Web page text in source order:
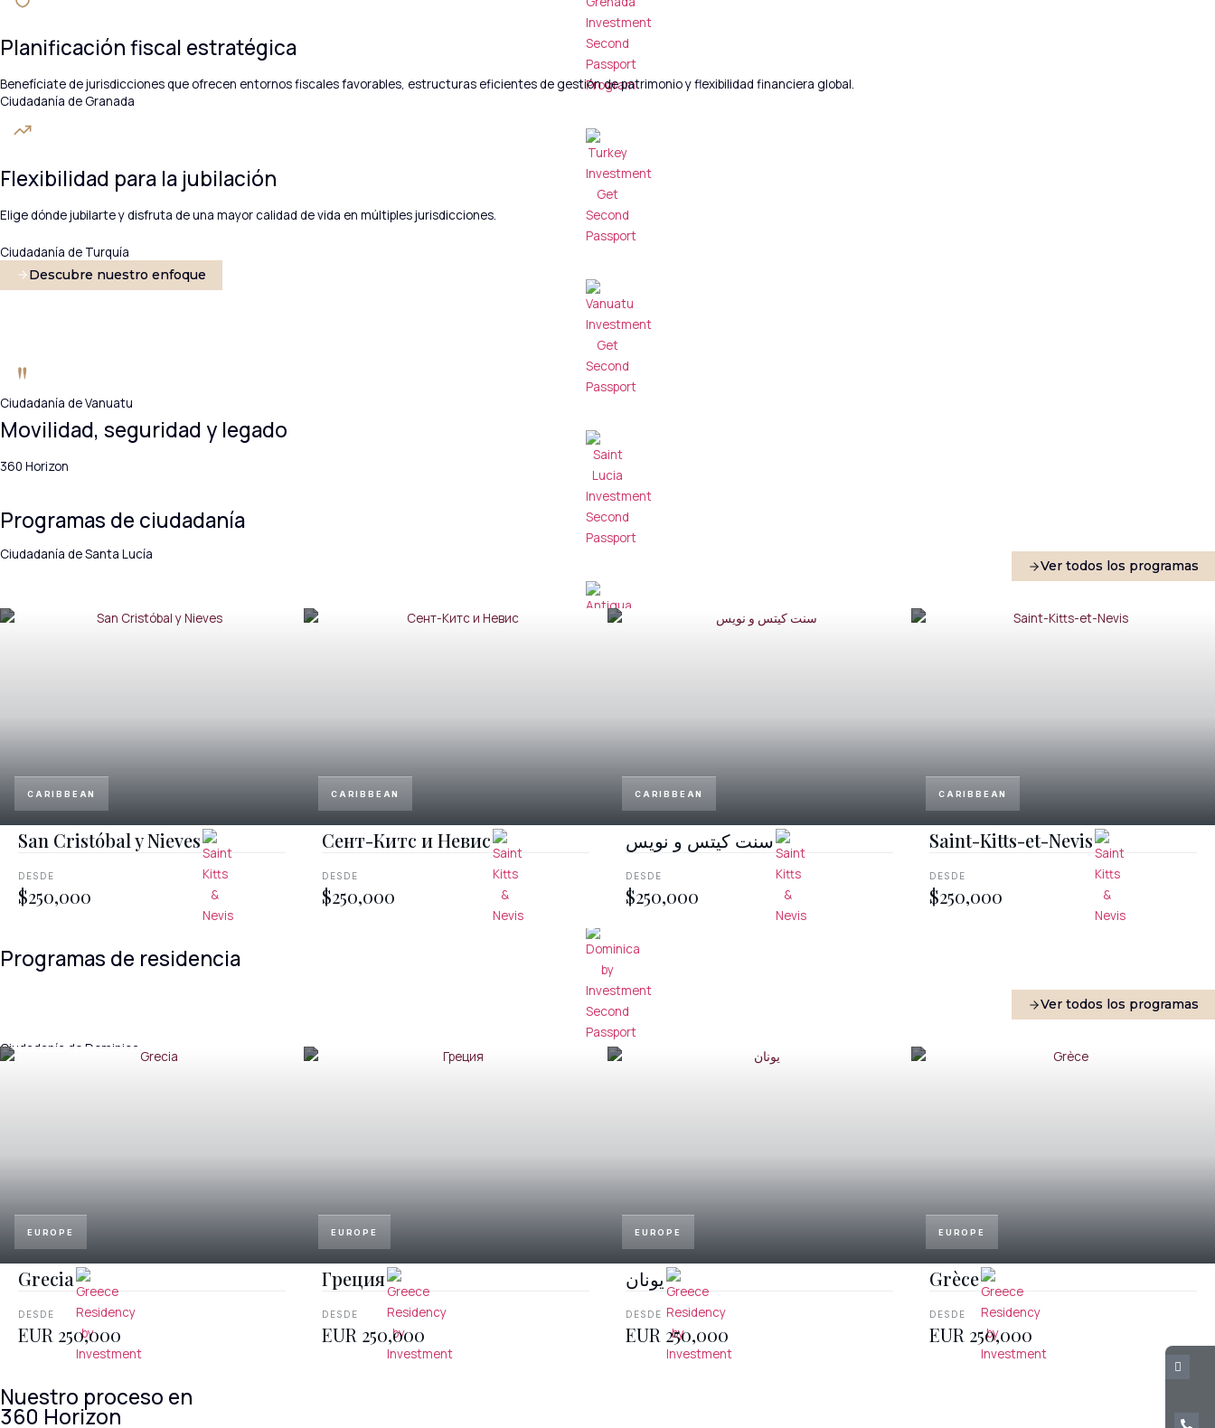
Ciudadanía de Granada
Ciudadanía de Turquía
Ciudadanía de Vanuatu
Ciudadanía de Santa Lucía
Ciudadanía de San Cristóbal y Nieves
Ciudadanía de Dominica
Planificación fiscal estratégica
Benefíciate de jurisdicciones que ofrecen entornos fiscales favorables, estructuras eficientes de gestión de patrimonio y flexibilidad financiera global.
Flexibilidad para la jubilación
Elige dónde jubilarte y disfruta de una mayor calidad de vida en múltiples jurisdicciones.
Descubre nuestro enfoque
Movilidad, seguridad y legado
360 Horizon
Programas de ciudadanía
Ver todos los programas
CARIBBEAN
San Cristóbal y Nieves
DESDE
$250,000
CARIBBEAN
Сент-Китс и Невис
DESDE
$250,000
CARIBBEAN
سنت کیتس و نویس
DESDE
$250,000
CARIBBEAN
Saint-Kitts-et-Nevis
DESDE
$250,000
Programas de residencia
Ver todos los programas
EUROPE
Grecia
DESDE
EUR 250,000
EUROPE
Греция
DESDE
EUR 250,000
EUROPE
یونان
DESDE
EUR 250,000
EUROPE
Grèce
DESDE
EUR 250,000
Nuestro proceso en
360 Horizon